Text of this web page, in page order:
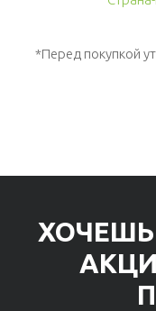
*Перед покупкой
ХОЧЕШЬ